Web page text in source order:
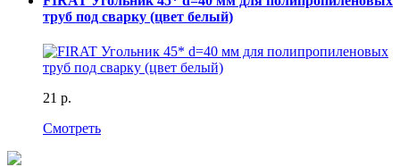
труб под сварку (цвет белый)
21 р.
Смотреть